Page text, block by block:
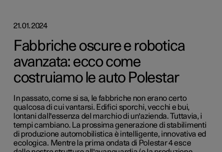
21.01.2024
Fabbriche oscure e robotica
avanzata: ecco come
costruiamo le auto Polestar
In passato, come si sa, le fabbriche non erano certo
qualcosa di cui vantarsi. Edifici sporchi, vecchi e bui,
lontani dall'essenza del marchio di un'azienda. Tuttavia, i
tempi cambiano. La prossima generazione di stabilimenti
di produzione automobilistica è intelligente, innovativa ed
ecologica. Mentre la prima ondata di Polestar 4 esce